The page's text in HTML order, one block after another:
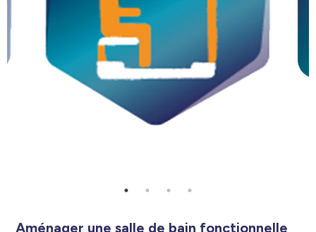
Aménager une salle de bain fonctionnelle